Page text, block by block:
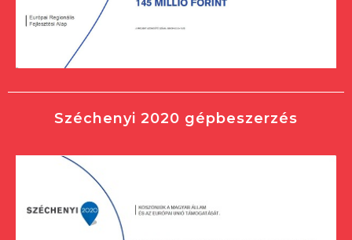
Széchenyi 2020 gépbeszerzés